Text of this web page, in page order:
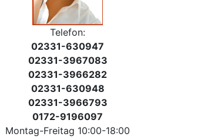
Telefon:
02331-630947
02331-3967083
02331-3966282
02331-630948
02331-3966793
0172-9196097
Montag-Freitag 10:00-18:00